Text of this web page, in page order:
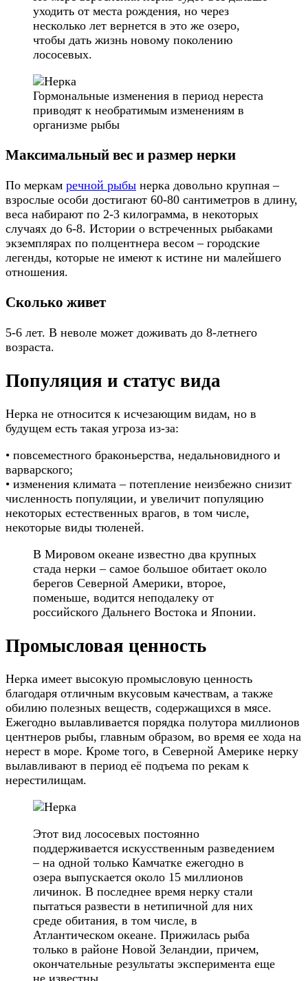
уходить от места рождения, но через
несколько лет вернется в это же озеро,
чтобы дать жизнь новому поколению
лососевых.
Гормональные изменения в период нереста
приводят к необратимым изменениям в
организме рыбы
Максимальный вес и размер нерки
По меркам речной рыбы нерка довольно крупная –
взрослые особи достигают 60-80 сантиметров в длину,
веса набирают по 2-3 килограмма, в некоторых
случаях до 6-8. Истории о встреченных рыбаками
экземплярах по полцентнера весом – городские
легенды, которые не имеют к истине ни малейшего
отношения.
Сколько живет
5-6 лет. В неволе может доживать до 8-летнего
возраста.
Популяция и статус вида
Нерка не относится к исчезающим видам, но в
будущем есть такая угроза из-за:
• повсеместного браконьерства, недальновидного и
варварского;
• изменения климата – потепление неизбежно снизит
численность популяции, и увеличит популяцию
некоторых естественных врагов, в том числе,
некоторые виды тюленей.
В Мировом океане известно два крупных
стада нерки – самое большое обитает около
берегов Северной Америки, второе,
поменьше, водится неподалеку от
российского Дальнего Востока и Японии.
Промысловая ценность
Нерка имеет высокую промысловую ценность
благодаря отличным вкусовым качествам, а также
обилию полезных веществ, содержащихся в мясе.
Ежегодно вылавливается порядка полутора миллионов
центнеров рыбы, главным образом, во время ее хода на
нерест в море. Кроме того, в Северной Америке нерку
вылавливают в период её подъема по рекам к
нерестилищам.
Этот вид лососевых постоянно
поддерживается искусственным разведением
– на одной только Камчатке ежегодно в
озера выпускается около 15 миллионов
личинок. В последнее время нерку стали
пытаться развести в нетипичной для них
среде обитания, в том числе, в
Атлантическом океане. Прижилась рыба
только в районе Новой Зеландии, причем,
окончательные результаты эксперимента еще
не известны.